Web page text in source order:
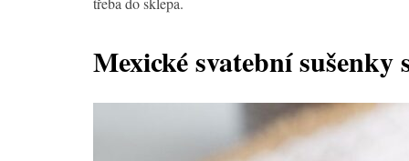
Mexické svatební